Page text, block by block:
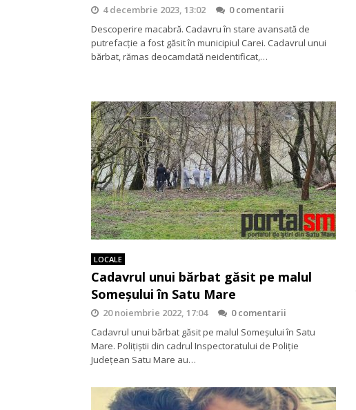
4 decembrie 2023, 13:02
0 comentarii
Descoperire macabră. Cadavru în stare avansată de
putrefacție a fost găsit în municipiul Carei. Cadavrul unui
bărbat, rămas deocamdată neidentificat,…
LOCALE
Cadavrul unui bărbat găsit pe malul
Someșului în Satu Mare
20 noiembrie 2022, 17:04
0 comentarii
Cadavrul unui bărbat găsit pe malul Someșului în Satu
Mare. Polițiștii din cadrul Inspectoratului de Poliție
Județean Satu Mare au…